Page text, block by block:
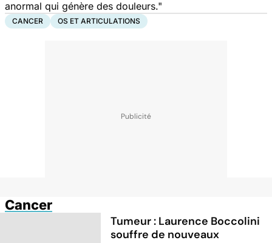
anormal qui génère des douleurs."
CANCER OS ET ARTICULATIONS
Cancer
Tumeur : Laurence Boccolini
souffre de nouveaux